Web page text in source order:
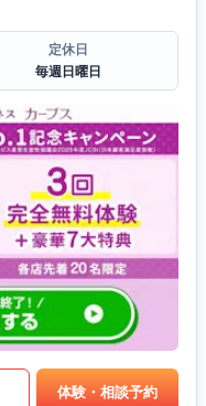
定休日
毎週日曜日
体験・相談予約